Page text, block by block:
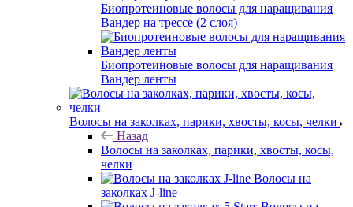
Биопротеиновые волосы для наращивания
Вандер на трессе (2 слоя)
Биопротеиновые волосы для наращивания
Вандер ленты
Волосы на заколках, парики, хвосты, косы, челки
Назад
Волосы на заколках, парики, хвосты, косы,
челки
Волосы на
заколках J-line